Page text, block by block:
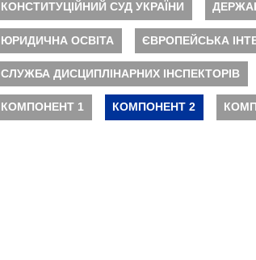
КОНСТИТУЦІЙНИЙ СУД УКРАЇНИ
ЮРИДИЧНА ОСВІТА ЄВРОПЕЙСЬКА
СЛУЖБА ДИСЦИПЛІНАРНИХ ІНСПЕКТОРІВ
КОМПОНЕНТ 1 КОМПОНЕНТ 2